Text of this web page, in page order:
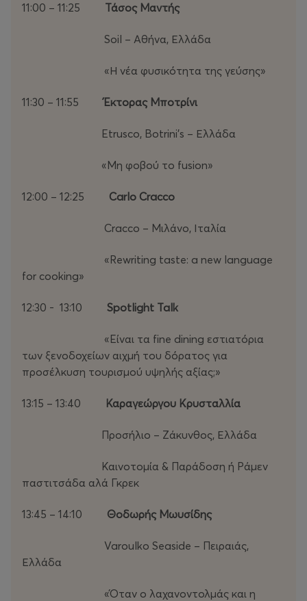
11:00 – 11:25 Τάσος Μαντής
Soil – Αθήνα, Ελλάδα
«Η νέα φυσικότητα της γεύσης»
11:30 – 11:55 Έκτορας Μποτρίνι
Etrusco, Botrini’s – Ελλάδα
«Μη φοβού το fusion»
12:00 – 12:25 Carlo Cracco
Cracco – Μιλάνο, Ιταλία
«Rewriting taste: a new language
for cooking»
12:30 - 13:10 Spotlight Talk
«Eίναι τα fine dining εστιατόρια
των ξενοδοχείων αιχμή του δόρατος για
προσέλκυση τουρισμού υψηλής αξίας;»
13:15 – 13:40 Καραγεώργου Κρυσταλλία
Προσήλιο – Ζάκυνθος, Ελλάδα
Καινοτομία & Παράδοση ή Ράμεν
παστιτσάδα αλά Γκρεκ
13:45 – 14:10 Θοδωρής Μωυσίδης
Varoulko Seaside – Πειραιάς,
Ελλάδα
«Όταν ο λαχανοντολμάς και η